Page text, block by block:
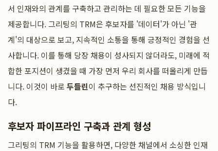
서 인재와의 관계를 구축하고 관리하는 데 필요한 모든 기능을
제공합니다. 그리팅의 TRM은 후보자를 '데이터'가 아닌 '관
계'의 대상으로 보고, 지속적인 소통을 통해 긍정적인 경험을 선
사합니다. 이를 통해 당장 채용이 성사되지 않더라도, 미래에 적
합한 포지션이 생겼을 때 가장 먼저 우리 회사를 떠올리게 만듭
니다. 이것이 바로 두들린이 추구하는 선진적인 채용 방식입니
다.
후보자 파이프라인 구축과 관계 형성
그리팅의 TRM 기능을 활용하면, 다양한 채널에서 소싱한 인재